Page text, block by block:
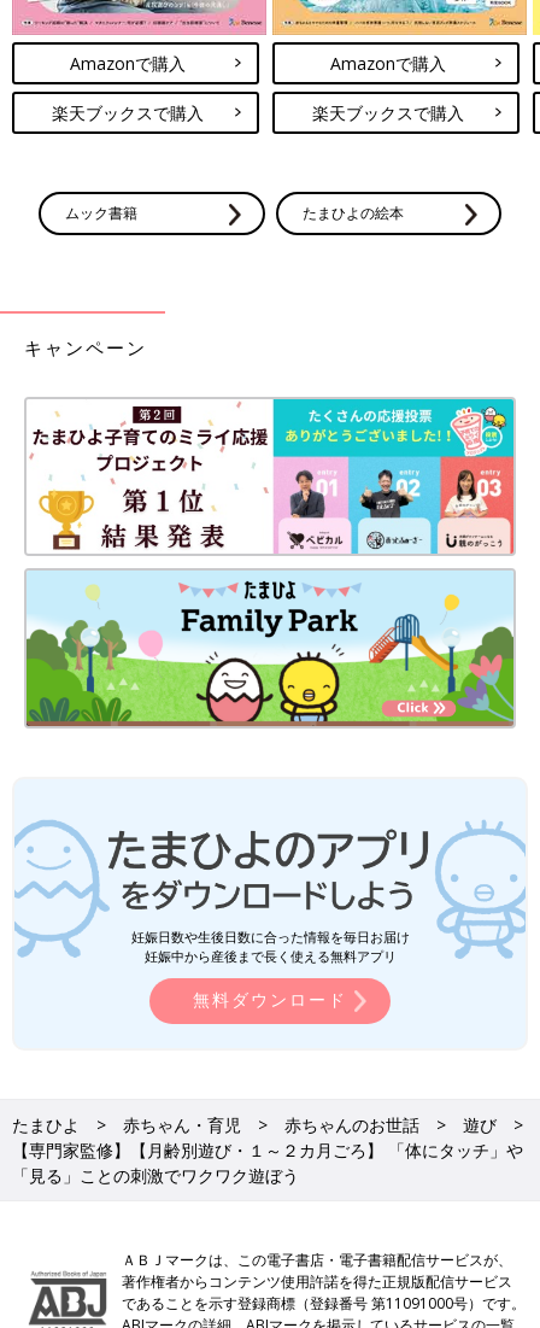
Amazonで購入
楽天ブックスで購入
Amazonで購入
楽天ブックスで購入
ムック書籍 たまひよの絵本
キャンペーン
妊娠日数や生後日数に合った情報を毎日お届け
妊娠中から産後まで長く使える無料アプリ
無料ダウンロード
たまひよ 赤ちゃん・育児 赤ちゃんのお世話
遊び
【専門家監修】【月齢別遊び・１～２カ月ごろ】 「体にタッチ」や
「見る」ことの刺激でワクワク遊ぼう
ＡＢＪマークは、この電子書店・電子書籍配信サービスが、
著作権者からコンテンツ使用許諾を得た正規版配信サービス
であることを示す登録商標（登録番号 第11091000号）です。